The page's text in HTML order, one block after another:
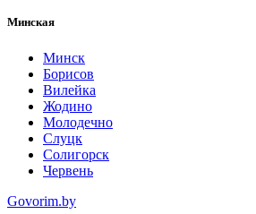
Минская
Минск
Борисов
Вилейка
Жодино
Молодечно
Слуцк
Солигорск
Червень
Govorim.by